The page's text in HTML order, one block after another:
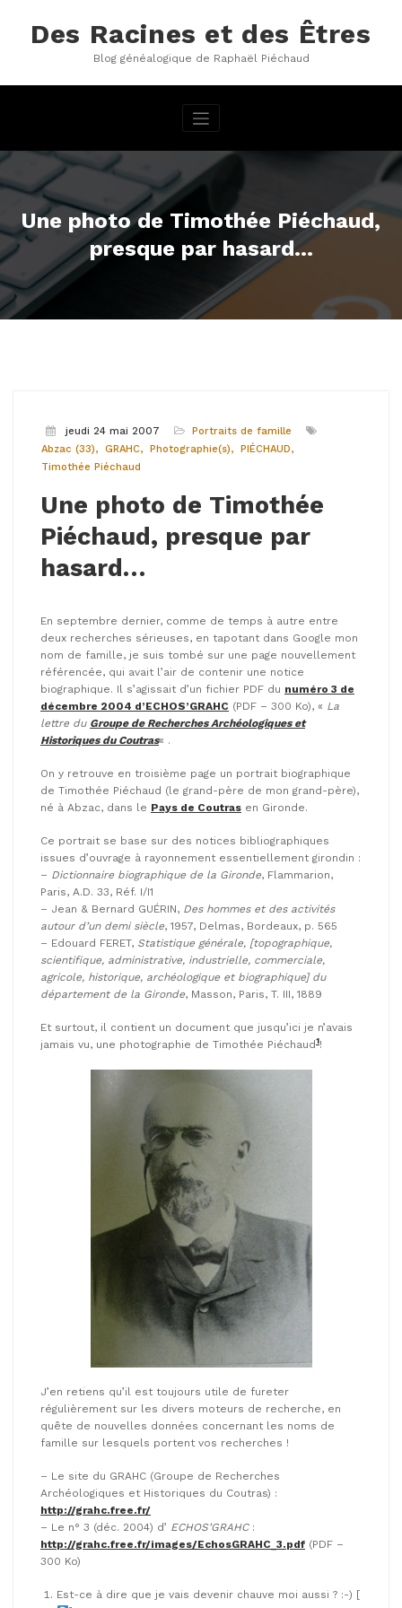
contenuDes Racines et des Êtres
Blog généalogique de Raphaël Piéchaud
Une photo de Timothée Piéchaud,
presque par hasard…
jeudi 24 mai 2007
Portraits de famille
Abzac (33)
GRAHC Photographie(s)
PIÉCHAUD
Timothée Piéchaud
Une photo de Timothée
Piéchaud, presque par
hasard…
En septembre dernier, comme de temps à autre entre
deux recherches sérieuses, en tapotant dans Google mon
nom de famille, je suis tombé sur une page nouvellement
référencée, qui avait l’air de contenir une notice
biographique. Il s’agissait d’un fichier PDF du numéro 3 de
décembre 2004 d’ECHOS’GRAHC (PDF – 300 Ko), « La
lettre du Groupe de Recherches Archéologiques et
Historiques du Coutras« .
On y retrouve en troisième page un portrait biographique
de Timothée Piéchaud (le grand-père de mon grand-père),
né à Abzac, dans le Pays de Coutras en Gironde.
Ce portrait se base sur des notices bibliographiques
issues d’ouvrage à rayonnement essentiellement girondin :
– Dictionnaire biographique de la Gironde, Flammarion,
Paris, A.D. 33, Réf. I/I1
– Jean & Bernard GUÉRIN, Des hommes et des activités
autour d’un demi siècle, 1957, Delmas, Bordeaux, p. 565
– Edouard FERET, Statistique générale, [topographique,
scientifique, administrative, industrielle, commerciale,
agricole, historique, archéologique et biographique] du
département de la Gironde, Masson, Paris, T. III, 1889
Et surtout, il contient un document que jusqu’ici je n’avais
jamais vu, une photographie de Timothée Piéchaud1!
J’en retiens qu’il est toujours utile de fureter
régulièrement sur les divers moteurs de recherche, en
quête de nouvelles données concernant les noms de
famille sur lesquels portent vos recherches !
– Le site du GRAHC (Groupe de Recherches
Archéologiques et Historiques du Coutras) :
http://grahc.free.fr/
– Le n° 3 (déc. 2004) d’ ECHOS’GRAHC:
http://grahc.free.fr/images/EchosGRAHC_3.pdf (PDF –
300 Ko)
Est-ce à dire que je vais devenir chauve moi aussi ? :-) [